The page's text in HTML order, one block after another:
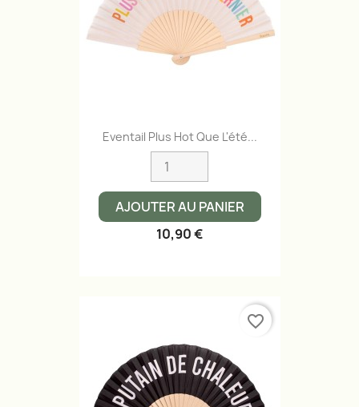
Eventail Plus Hot Que L'été...
AJOUTER AU PANIER
10,90 €
favorite_border